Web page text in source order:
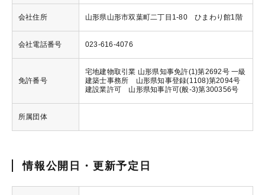
会社住所 山形県山形市双葉町二丁目1-80 ひまわり館1階
会社電話番号 023-616-4076
免許番号
宅地建物取引業 山形県知事免許(1)第2692号 一級
建築士事務所 山形県知事登録(1108)第2094号
建設業許可 山形県知事許可(般-3)第300356号
所属団体
情報公開日・更新予定日